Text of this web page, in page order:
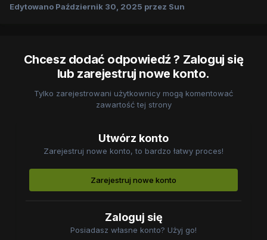
Edytowano Październik 30, 2025 przez Sun
Chcesz dodać odpowiedź ? Zaloguj się
lub zarejestruj nowe konto.
Tylko zarejestrowani użytkownicy mogą komentować
zawartość tej strony
Utwórz konto
Zarejestruj nowe konto, to bardzo łatwy proces!
Zarejestruj nowe konto
Zaloguj się
Posiadasz własne konto? Użyj go!